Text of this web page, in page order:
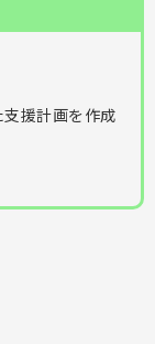
援計画を作成